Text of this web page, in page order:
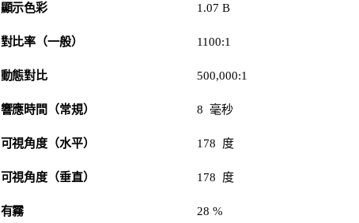
顯示色彩 1.07 B
對比率（一般） 1100:1
動態對比 500,000:1
響應時間（常規） 8 毫秒
可視角度（水平） 178 度
可視角度（垂直） 178 度
有霧 28 %